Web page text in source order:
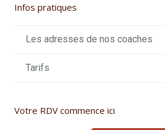
Infos pratiques
Les adresses de nos coaches
Tarifs
Votre RDV commence ici